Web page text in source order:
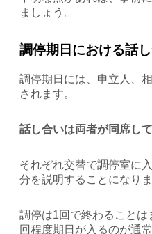
ましょう。
調停期日における話
調停期日には、申立人、
されます。
話し合いは両者が同席し
それぞれ交替で調停室に
分を説明することになりま
調停は1回で終わること
回程度期日が入るのが通常